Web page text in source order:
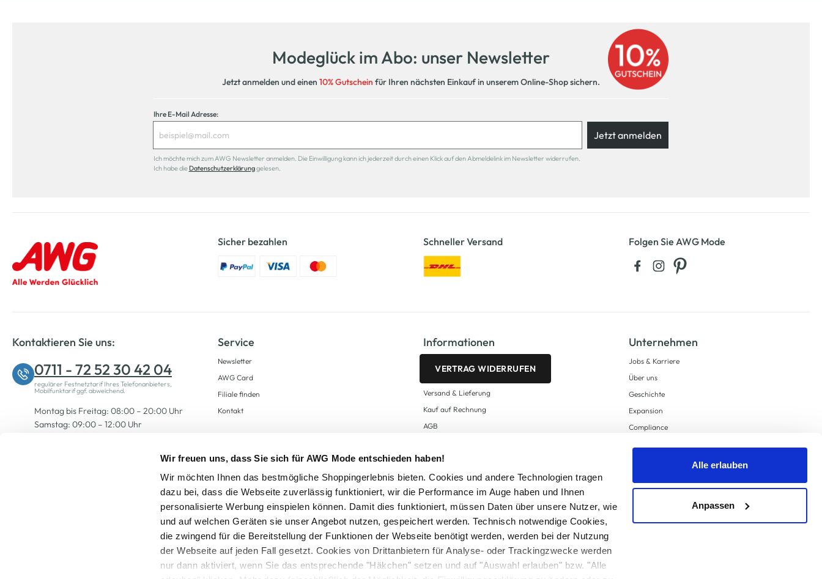
Wir freuen uns, dass Sie sich für AWG Mode entschieden haben!
Wir möchten Ihnen das bestmögliche Shoppingerlebnis bieten. Cookies und andere Technologien tragen
dazu bei, dass die Webseite zuverlässig funktioniert, wir die Performance im Auge haben und Ihnen
personalisierte Werbung einspielen können. Damit dies funktioniert, müssen Daten über unsere Nutzer, wie
und auf welchen Geräten sie unser Angebot nutzen, gespeichert werden. Technisch notwendige Cookies,
die zwingend für die Bereitstellung der Funktionen der Webseite benötigt werden, werden bei der Nutzung
der Webseite auf jeden Fall gesetzt. Cookies von Drittanbietern für Analyse- oder Trackingzwecke werden
nur dann aktiviert, wenn Sie das entsprechende "Häkchen" setzen und auf "Auswahl erlauben" bzw. "Alle
Alle erlauben
Anpassen
Modeglück im Abo: unser Newsletter
Jetzt anmelden und einen 10% Gutschein für Ihren nächsten Einkauf in unserem Online-Shop sichern.
Ihre E-Mail Adresse:
Jetzt anmelden
Ich möchte mich zum AWG Newsletter anmelden. Die Einwilligung kann ich jederzeit durch einen Klick auf den Abmeldelink im Newsletter widerrufen.
Ich habe die Datenschutzerklärunggelesen.
Sicher bezahlen Schneller Versand Folgen Sie AWG Mode
Kontaktieren Sie uns:
0711 - 72 52 30 42 04
regulärer Festnetztarif Ihres Telefonanbieters,
Mobilfunktarif ggf. abweichend.
Montag bis Freitag: 08:00 – 20:00 Uhr
Samstag: 09:00 – 12:00 Uhr
Service
Newsletter
AWG Card
Filiale finden
Kontakt
Informationen
VERTRAG WIDERRUFEN
Versand & Lieferung
Kauf auf Rechnung
AGB
Zahlungsarten
Datenschutz
AWG CARD Teilnahmebedingungen
Unternehmen
Jobs & Karriere
Über uns
Geschichte
Expansion
Compliance
Supply Chain Due Diligence
Alle Preise inkl. gesetzl. Mehrwertsteuer zzgl.